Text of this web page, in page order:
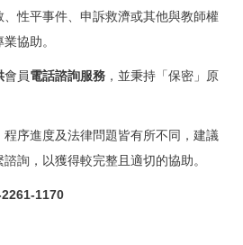
性平事件、申訴救濟或其他與教師權
協助。
會員電話諮詢服務 ，並秉持「保密」原
序進度及法律問題皆有所不同，建議
詢，以獲得較完整且適切的協助。
1170